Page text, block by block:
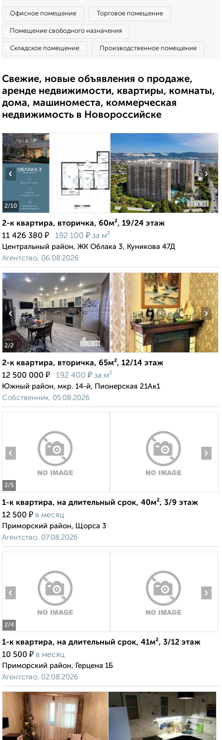
Офисное помещение Торговое помещение
Помещение свободного назначения
Складское помещение Производственное помещение
Свежие, новые объявления о продаже,
аренде недвижимости, квартиры, комнаты,
дома, машиноместа, коммерческая
недвижимость в Новороссийске
2/10
‹ ›
2-к квартира, вторичка, 60м², 19/24 этаж
11 426 380 ₽ 192 100 ₽ за м²
Центральный район, ЖК Облака 3, Куникова 47Д
Агентство, 06.08.2026
2/2
‹ ›
2-к квартира, вторичка, 65м², 12/14 этаж
12 500 000 ₽ 192 400 ₽ за м²
Южный район, мкр. 14-й, Пионерская 21Ак1
Собственник, 05.08.2026
2/5
‹ ›
1-к квартира, на длительный срок, 40м², 3/9 этаж
12 500 ₽ в месяц
Приморский район, Щорса 3
Агентство, 07.08.2026
2/4
‹ ›
1-к квартира, на длительный срок, 41м², 3/12 этаж
10 500 ₽ в месяц
Приморский район, Герцена 1Б
Агентство, 02.08.2026